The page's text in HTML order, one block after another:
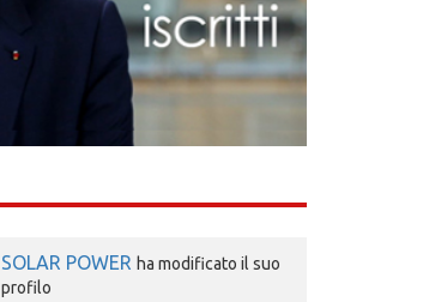
SOLAR POWER ha modificato il suo
profilo